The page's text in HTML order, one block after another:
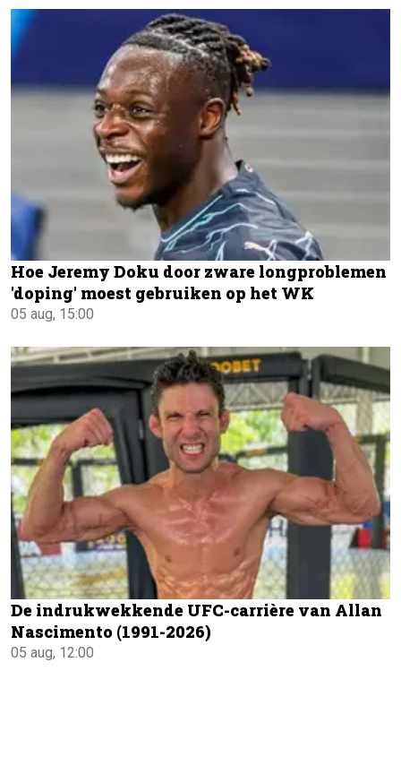
Hoe Jeremy Doku door zware longproblemen
'doping' moest gebruiken op het WK
05 aug, 15:00
De indrukwekkende UFC-carrière van Allan
Nascimento (1991-2026)
05 aug, 12:00